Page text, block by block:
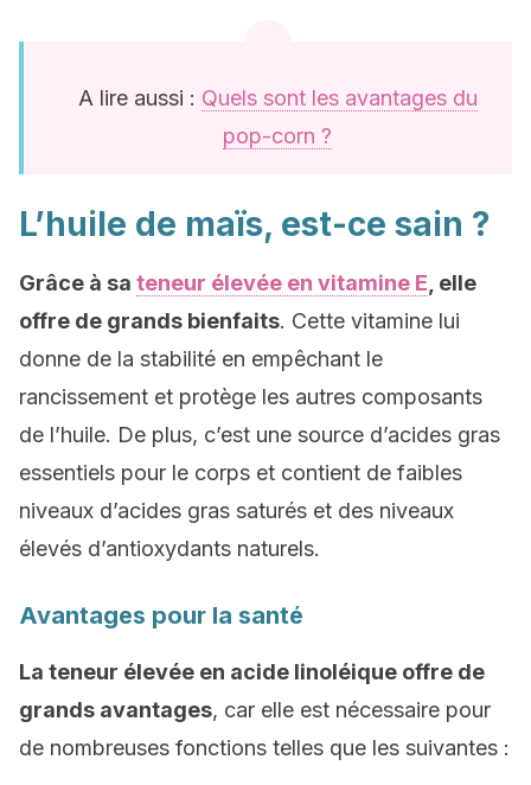
A lire aussi : Quels sont les avantages du
pop-corn ?
L’huile de maïs, est-ce sain ?
Grâce à sa teneur élevée en vitamine E , elle
offre de grands bienfaits. Cette vitamine lui
donne de la stabilité en empêchant le
rancissement et protège les autres composants
de l’huile. De plus, c’est une source d’acides gras
essentiels pour le corps et contient de faibles
niveaux d’acides gras saturés et des niveaux
élevés d’antioxydants naturels.
Avantages pour la santé
La teneur élevée en acide linoléique offre de
grands avantages, car elle est nécessaire pour
de nombreuses fonctions telles que les suivantes :